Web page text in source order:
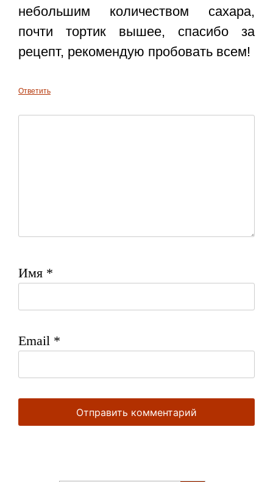
небольшим количеством сахара,
почти тортик вышее, спасибо за
рецепт, рекомендую пробовать всем!
Ответить
Имя *
Email *